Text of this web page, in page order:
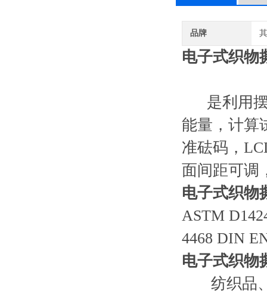
品牌
电子式织物
是利用摆
能量，计算
准砝码，
面间距可调
电子式织物
ASTM
4468 DIN
电子式织物
纺织品、